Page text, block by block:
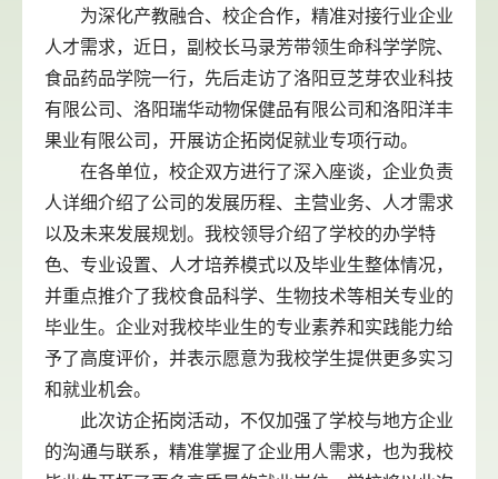
为深化产教融合、校企合作，精准对接行业企业
人才需求，近日，副校长马录芳带领生命科学学院、
食品药品学院一行，先后走访了洛阳豆芝芽农业科技
有限公司、洛阳瑞华动物保健品有限公司和洛阳洋丰
果业有限公司，开展访企拓岗促就业专项行动。
在各单位，校企双方进行了深入座谈，企业负责
人详细介绍了公司的发展历程、主营业务、人才需求
以及未来发展规划。我校领导介绍了学校的办学特
色、专业设置、人才培养模式以及毕业生整体情况，
并重点推介了我校食品科学、生物技术等相关专业的
毕业生。企业对我校毕业生的专业素养和实践能力给
予了高度评价，并表示愿意为我校学生提供更多实习
和就业机会。
此次访企拓岗活动，不仅加强了学校与地方企业
的沟通与联系，精准掌握了企业用人需求，也为我校